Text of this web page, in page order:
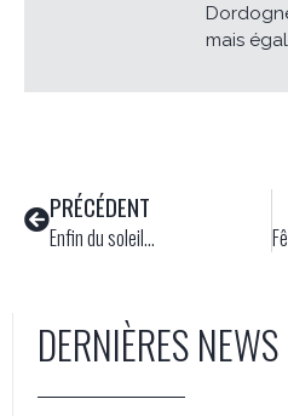
mais
PRÉCÉDENT
Enfin du soleil…
DERNIÈRES NEWS